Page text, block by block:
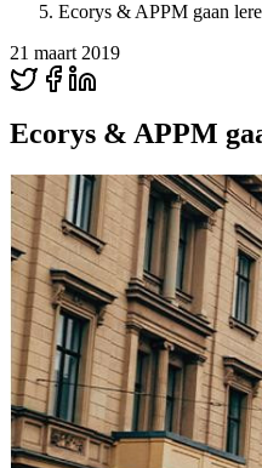
Ecorys & APPM gaan
21 maart 2019
Ecorys & APPM